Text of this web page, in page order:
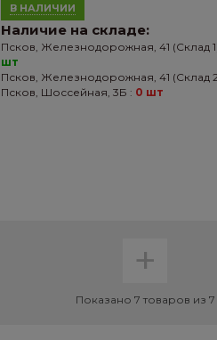
В НАЛИЧИИ
Наличие на складе:
Псков, Железнодорожная, 41 (Склад
шт
Псков, Железнодорожная, 41 (Склад
Псков, Шоссейная, 3Б : 0 шт
+
Показано 7 товаров из 7